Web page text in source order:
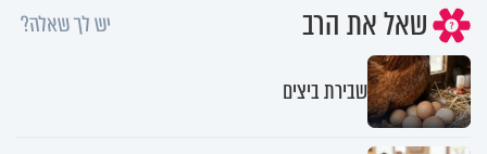
שאל את הרב יש לך שאלה?
שבירת ביצים